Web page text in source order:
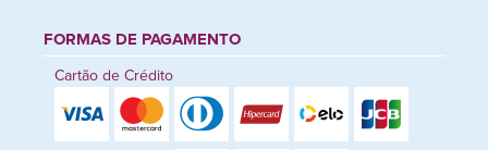
FORMAS DE PAGAMENTO
Cartão de Crédito